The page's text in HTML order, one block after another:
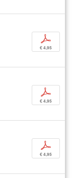
p
€ 4,95
p
€ 4,95
p
€ 4,95